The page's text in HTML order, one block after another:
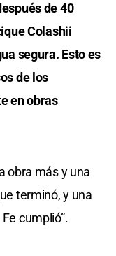
de 40
Colashii
segura. Esto es
de los
en obras
obra más y una
terminó, y una
cumplió”.